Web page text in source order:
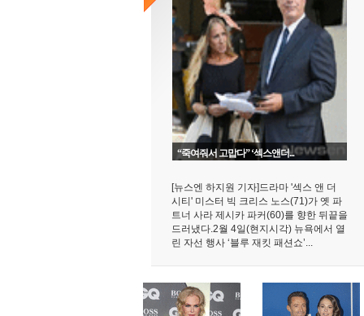
“죽여줘서 고맙다” ‘섹스앤더...
[뉴스엔 하지원 기자]드라마 '섹스 앤 더
시티' 미스터 빅 크리스 노스(71)가 옛 파
트너 사라 제시카 파커(60)를 향한 뒤끝을
드러냈다.2월 4일(현지시각) 뉴욕에서 열
린 자선 행사 ‘블루 재킷 패션쇼’...